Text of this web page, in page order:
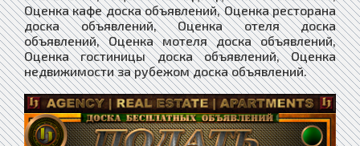
Оценка кафе доска объявлений, Оценка ресторана
доска объявлений, Оценка отеля доска
объявлений, Оценка мотеля доска объявлений,
Оценка гостиницы доска объявлений, Оценка
недвижимости за рубежом доска объявлений.